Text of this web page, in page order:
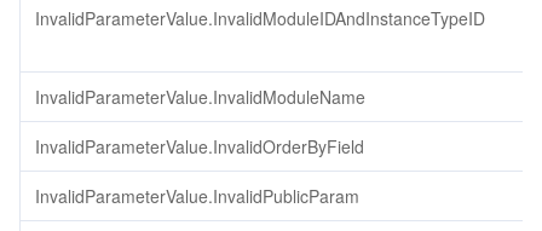
InvalidParameterValue.InvalidModuleIDAndInstanceTypeID
InvalidParameterValue.InvalidModuleName
InvalidParameterValue.InvalidOrderByField
InvalidParameterValue.InvalidPublicParam